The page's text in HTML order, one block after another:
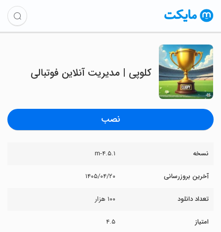
‏کلوپی | مدیریت آنلاین فوتبالی
نصب
نسخه ۴.۵.۱-m
آخرین بروزرسانی ۱۴۰۵/۰۴/۲۰
تعداد دانلود ۱۰۰ هزار
امتیاز ۴.۵